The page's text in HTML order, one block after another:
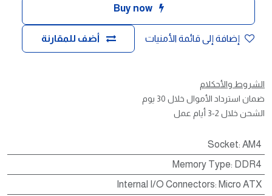
Buy now
أضف للمقارنة إضافة إلى قائمة الأمنيات
الشروط والأحكلام
ضمان استرداد الأموال خلال 30 يوم
الشحن خلال 2-3 أيام عمل
Socket:AM4
Memory Type: DDR4
Internal I/O Connectors: Micro ATX